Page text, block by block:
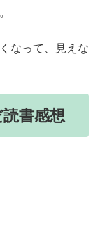
なって、見えな
書感想